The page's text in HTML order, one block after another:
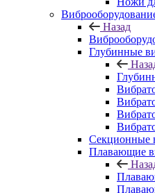
Назад
Глубинные
Секционные
Плавающие